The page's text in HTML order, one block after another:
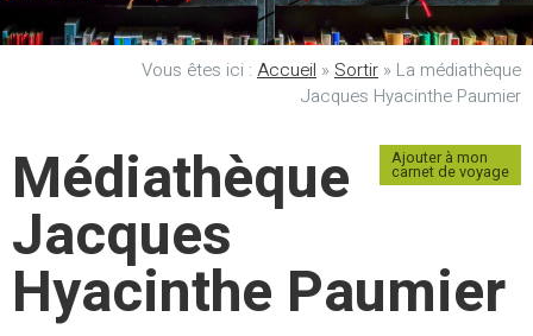
Vous êtes ici : Accueil » Sortir » La médiathèque
Jacques Hyacinthe Paumier
Ajouter à mon
carnet de voyage
Médiathèque
Jacques
Hyacinthe Paumier